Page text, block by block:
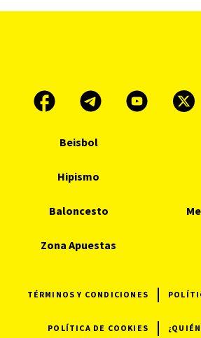
Beisbol
Hipismo
Baloncesto
Zona Apuestas
TÉRMINOS Y CONDICIONES
POLÍTICA DE COOKIES